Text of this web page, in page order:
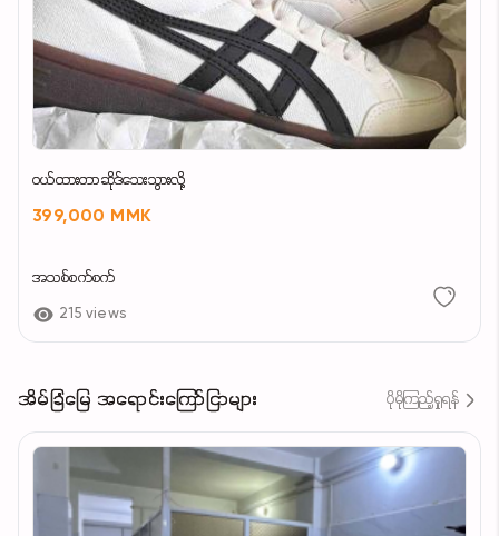
ဝယ်ထားတာဆိုဒ်သေးသွားလို့
399,000 MMK
အသစ်စက်စက်
215 views
အိမ်ခြံမြေ အရောင်းကြော်ငြာများ ပိုမိုကြည့်ရှုရန်